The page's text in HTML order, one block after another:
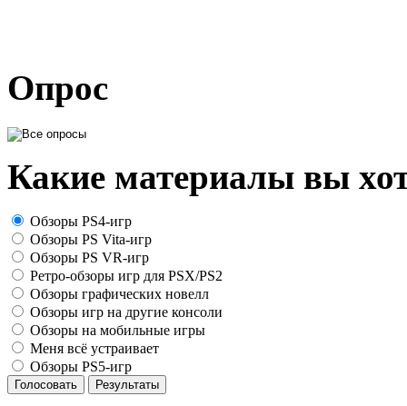
Опрос
Какие материалы вы
Обзоры PS4-игр
Обзоры PS Vita-игр
Обзоры PS VR-игр
Ретро-обзоры игр для PSX/PS2
Обзоры графических новелл
Обзоры игр на другие консоли
Обзоры на мобильные игры
Меня всё устраивает
Обзоры PS5-игр
Голосовать Результаты